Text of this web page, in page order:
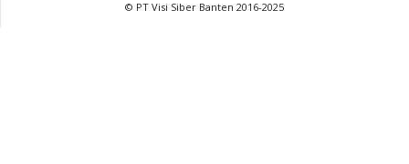
© PT Visi Siber Banten 2016-2025